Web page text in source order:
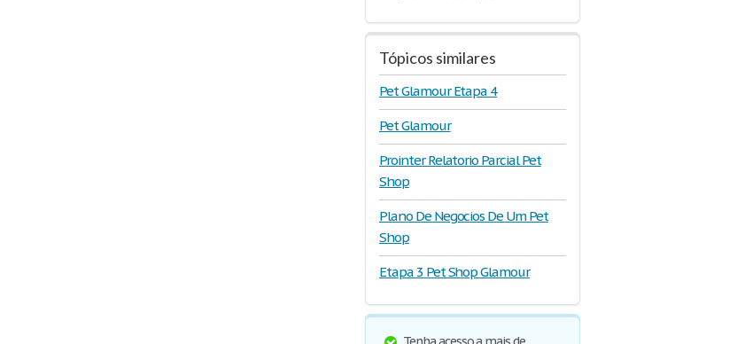
Tópicos similares
Pet Glamour Etapa 4
Pet Glamour
Prointer Relatorio Parcial Pet
Shop
Plano De Negocios De Um Pet
Shop
Etapa 3 Pet Shop Glamour